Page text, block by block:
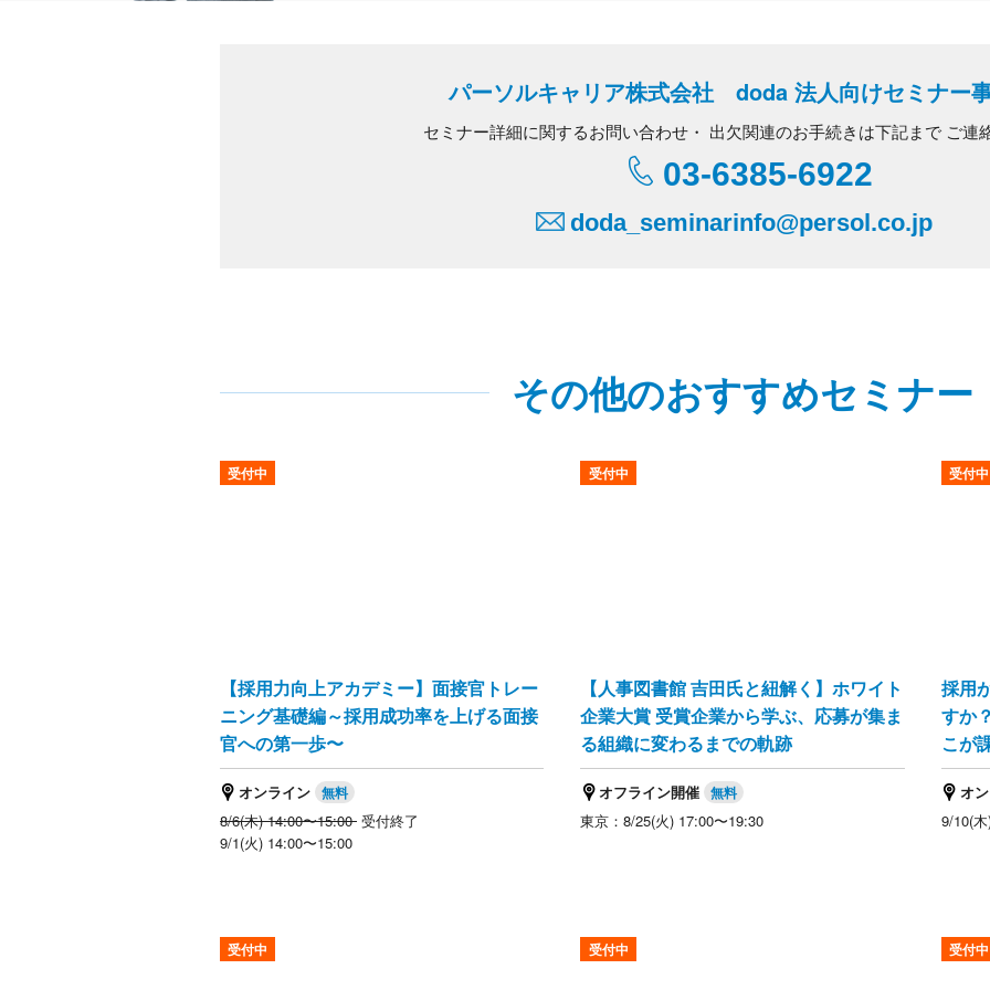
パーソルキャリア株式会社 doda 法人向けセミナー
セミナー詳細に関するお問い合わせ・ 出欠関連のお手続きは下記まで ご連
03-6385-6922
doda_seminarinfo@persol.co.jp
その他のおすすめセミナー
受付中
【採用力向上アカデミー】面接官トレー
ニング基礎編～採用成功率を上げる面接
官への第一歩〜
オンライン
8/6(木) 14:00〜15:00 受付終了
9/1(火) 14:00〜15:00
受付中
【人事図書館 吉田氏と紐解く】ホワイト
企業大賞 受賞企業から学ぶ、応募が集ま
る組織に変わるまでの軌跡
オフライン開催
東京：8/25(火) 17:00〜19:30
受付中
採用
すか
こが
オ
9/10(
受付中 受付中 受付中